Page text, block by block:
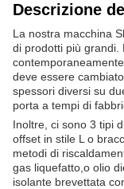
Descrizione
La nostra macchina
di prodotti più grandi.
deve essere
spessori diversi su
porta a tempi di
Inoltre, ci sono 3 tipi
offset in stile L o
metodi di
gas liquefatto,o olio
isolante brevettata